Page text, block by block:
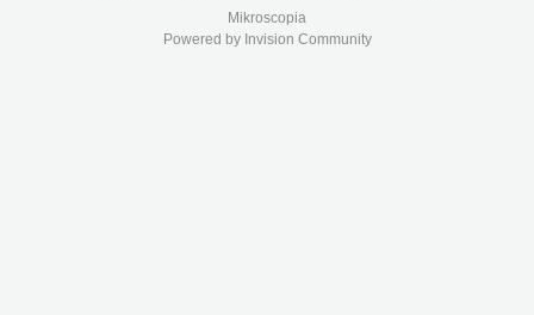
Mikroscopia
Powered by Invision Community